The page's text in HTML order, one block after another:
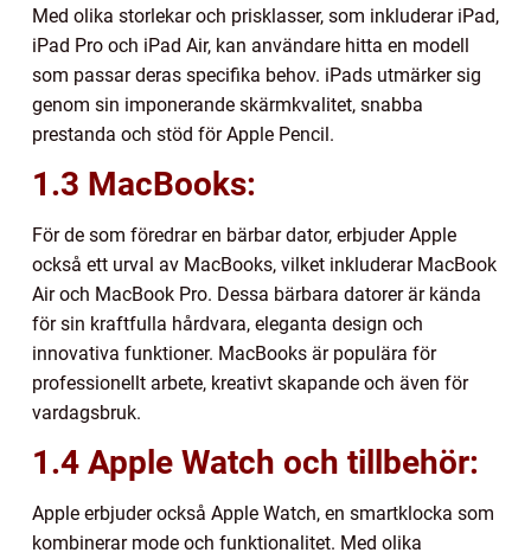
Med olika storlekar och prisklasser, som inkluderar iPad,
iPad Pro och iPad Air, kan användare hitta en modell
som passar deras specifika behov. iPads utmärker sig
genom sin imponerande skärmkvalitet, snabba
prestanda och stöd för Apple Pencil.
1.3 MacBooks:
För de som föredrar en bärbar dator, erbjuder Apple
också ett urval av MacBooks, vilket inkluderar MacBook
Air och MacBook Pro. Dessa bärbara datorer är kända
för sin kraftfulla hårdvara, eleganta design och
innovativa funktioner. MacBooks är populära för
professionellt arbete, kreativt skapande och även för
vardagsbruk.
1.4 Apple Watch och tillbehör:
Apple erbjuder också Apple Watch, en smartklocka som
kombinerar mode och funktionalitet. Med olika